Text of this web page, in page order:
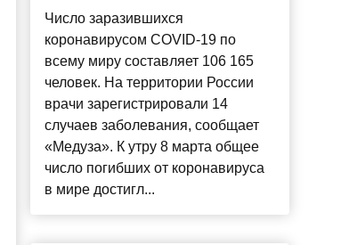
Число заразившихся
коронавирусом COVID-19 по
всему миру составляет 106 165
человек. На территории России
врачи зарегистрировали 14
случаев заболевания, сообщает
«Медуза». К утру 8 марта общее
число погибших от коронавируса
в мире достигл...